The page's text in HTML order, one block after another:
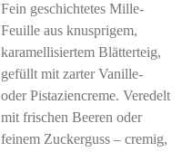
Fein geschichtetes Mille-
Feuille aus knusprigem,
karamellisiertem Blätterteig,
gefüllt mit zarter Vanille-
oder Pistaziencreme. Veredelt
mit frischen Beeren oder
feinem Zuckerguss – cremig,